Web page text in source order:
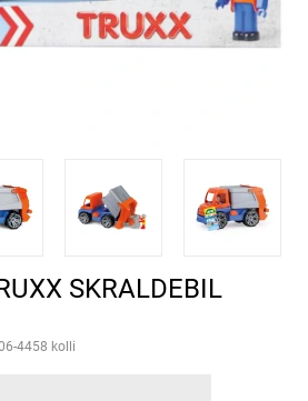
SKRALDEBIL
4458 kolli